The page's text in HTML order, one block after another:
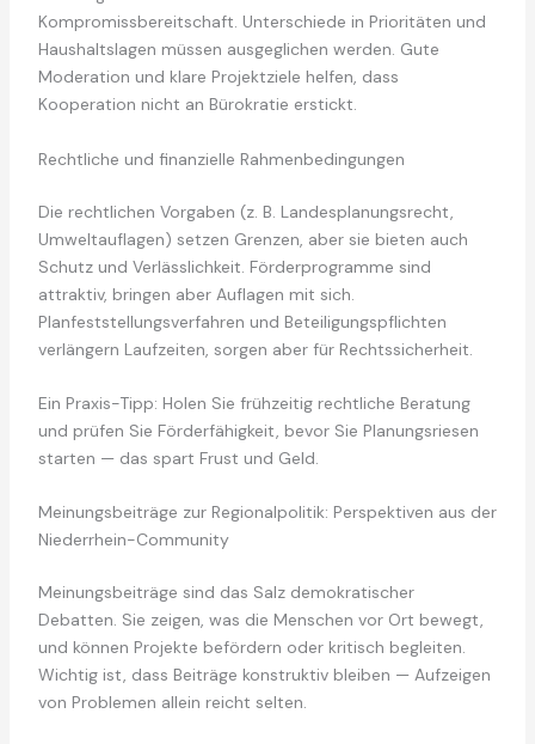
Kompromissbereitschaft. Unterschiede in Prioritäten und
Haushaltslagen müssen ausgeglichen werden. Gute
Moderation und klare Projektziele helfen, dass
Kooperation nicht an Bürokratie erstickt.
Rechtliche und finanzielle Rahmenbedingungen
Die rechtlichen Vorgaben (z. B. Landesplanungsrecht,
Umweltauflagen) setzen Grenzen, aber sie bieten auch
Schutz und Verlässlichkeit. Förderprogramme sind
attraktiv, bringen aber Auflagen mit sich.
Planfeststellungsverfahren und Beteiligungspflichten
verlängern Laufzeiten, sorgen aber für Rechtssicherheit.
Ein Praxis-Tipp: Holen Sie frühzeitig rechtliche Beratung
und prüfen Sie Förderfähigkeit, bevor Sie Planungsriesen
starten — das spart Frust und Geld.
Meinungsbeiträge zur Regionalpolitik: Perspektiven aus der
Niederrhein-Community
Meinungsbeiträge sind das Salz demokratischer
Debatten. Sie zeigen, was die Menschen vor Ort bewegt,
und können Projekte befördern oder kritisch begleiten.
Wichtig ist, dass Beiträge konstruktiv bleiben — Aufzeigen
von Problemen allein reicht selten.